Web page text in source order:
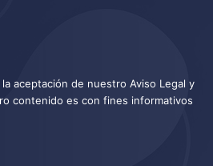
aceptación de nuestro Aviso Legal y
contenido es con fines informativos